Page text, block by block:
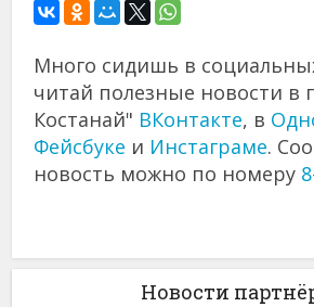
Много сидишь в
читай полезные новости в
Костанай" ВКонтакте, в
Фейсбуке и Инстаграме.
новость можно по номеру
Новости